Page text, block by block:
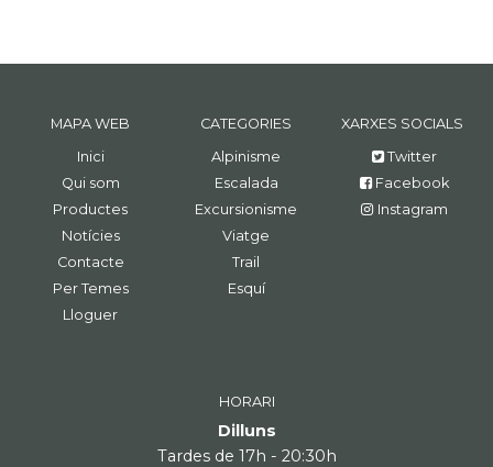
MAPA WEB
Inici
Qui som
Productes
Notícies
Contacte
Per Temes
Lloguer
CATEGORIES
Alpinisme
Escalada
Excursionisme
Viatge
Trail
Esquí
XARXES SOCIALS
Twitter
Facebook
Instagram
HORARI
Dilluns
Tardes de 17h - 20:30h